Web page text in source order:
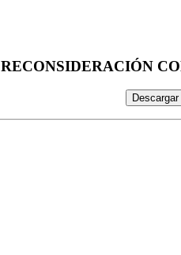
RECONSIDERACIÓN